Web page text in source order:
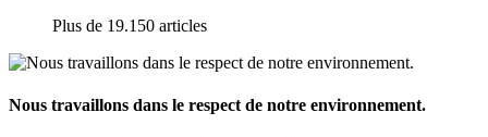
Plus de 19.150 articles
Nous travaillons dans le respect de notre environnement.